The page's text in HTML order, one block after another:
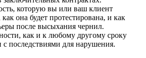
которую вы или ваш клиент
она будет протестирована, и как
после высыхания чернил.
как и к любому другому сроку
с последствиями для нарушения.